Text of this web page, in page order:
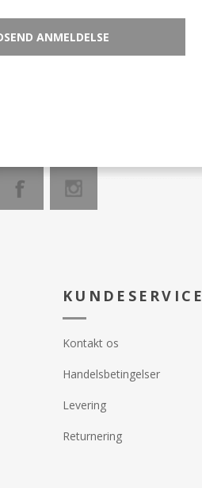
KUNDESERVICE
Kontakt os
Handelsbetingelser
Levering
Returnering